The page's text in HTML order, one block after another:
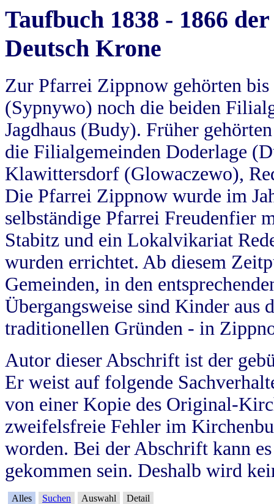
Taufbuch 1838 - 1866
Deutsch Krone
Zur Pfarrei Zippnow gehörten
(Sypnywo) noch die beiden
Jagdhaus (Budy). Früher
die Filialgemeinden Doderlage
Klawittersdorf (Glowaczewo),
Die Pfarrei Zippnow wurde im
selbständige Pfarrei Freudenfier
Stabitz und ein Lokalvikariat
wurden errichtet. Ab diesem
Gemeinden, in den
Übergangsweise sind Kinder aus
traditionellen Gründen - in
Autor dieser Abschrift ist der
Er weist auf folgende
von einer Kopie des Original-
zweifelsfreie Fehler im
worden. Bei der Abschrift kann
gekommen sein. Deshalb wird
Alles Suchen Auswahl Detail